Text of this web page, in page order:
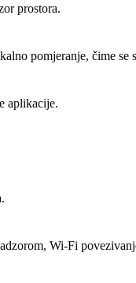
prostora.
pomjeranje, čime
aplikacije.
Wi-Fi